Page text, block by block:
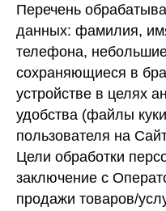
Перечень
данных: фамилия,
телефона,
сохраняющиеся в
устройстве в целях
удобства (файлы
пользователя на
Цели обработки
заключение с
продажи товаров/